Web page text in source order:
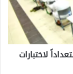
لاختبارات